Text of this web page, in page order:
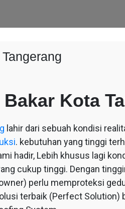
Kota
lahir dari sebuah kondisi
. kebutuhan yang tinggi
hadir, Lebih khusus lagi
cukup tinggi. Dengan
perlu memproteksi
terbaik (Perfect Solution)